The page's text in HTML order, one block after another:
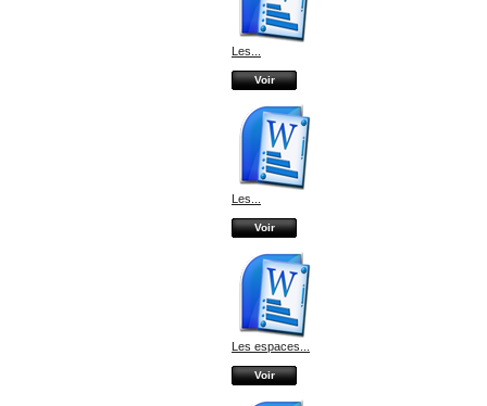
Les...
Voir
Les...
Voir
Les espaces...
Voir